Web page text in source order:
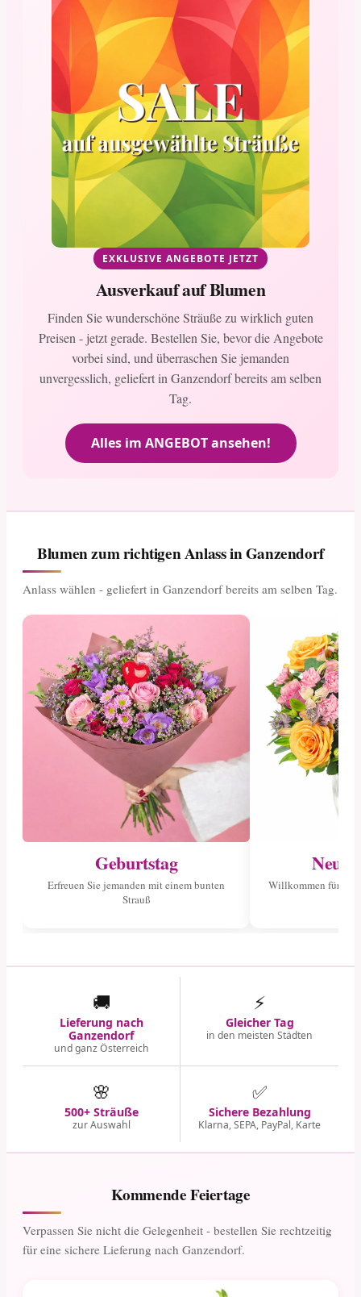
EXKLUSIVE ANGEBOTE JETZT
Ausverkauf auf Blumen
Finden Sie wunderschöne Sträuße zu wirklich guten
Preisen - jetzt gerade. Bestellen Sie, bevor die Angebote
vorbei sind, und überraschen Sie jemanden
unvergesslich, geliefert in Ganzendorf bereits am selben
Tag.
Alles im ANGEBOT ansehen!
Blumen zum richtigen Anlass in Ganzendorf
Anlass wählen - geliefert in Ganzendorf bereits am selben Tag.
Geburtstag
Erfreuen Sie jemanden mit einem bunten
Strauß
Willkommen für
🚚
Lieferung nach
Ganzendorf
und ganz Österreich
⚡
Gleicher Tag
in den meisten Städten
🌸
500+ Sträuße
zur Auswahl
✅
Sichere Bezahlung
Klarna, SEPA, PayPal, Karte
Kommende Feiertage
Verpassen Sie nicht die Gelegenheit - bestellen Sie rechtzeitig
für eine sichere Lieferung nach Ganzendorf.